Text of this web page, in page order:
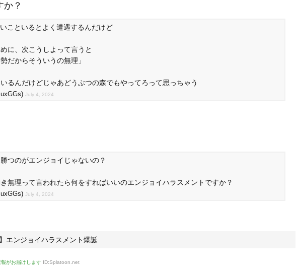
か？
こといるとよく遭遇するんだけど
に、次こうしよって言うと
だからそういうの無理」
るんだけどじゃあどうぶつの森でもやってろって思っちゃう
July 4, 2024
つのがエンジョイじゃないの？
無理って言われたら何をすればいいのエンジョイハラスメントですか？
July 4, 2024
】エンジョイハラスメント爆誕
がお届けします ID:Splatoon.net